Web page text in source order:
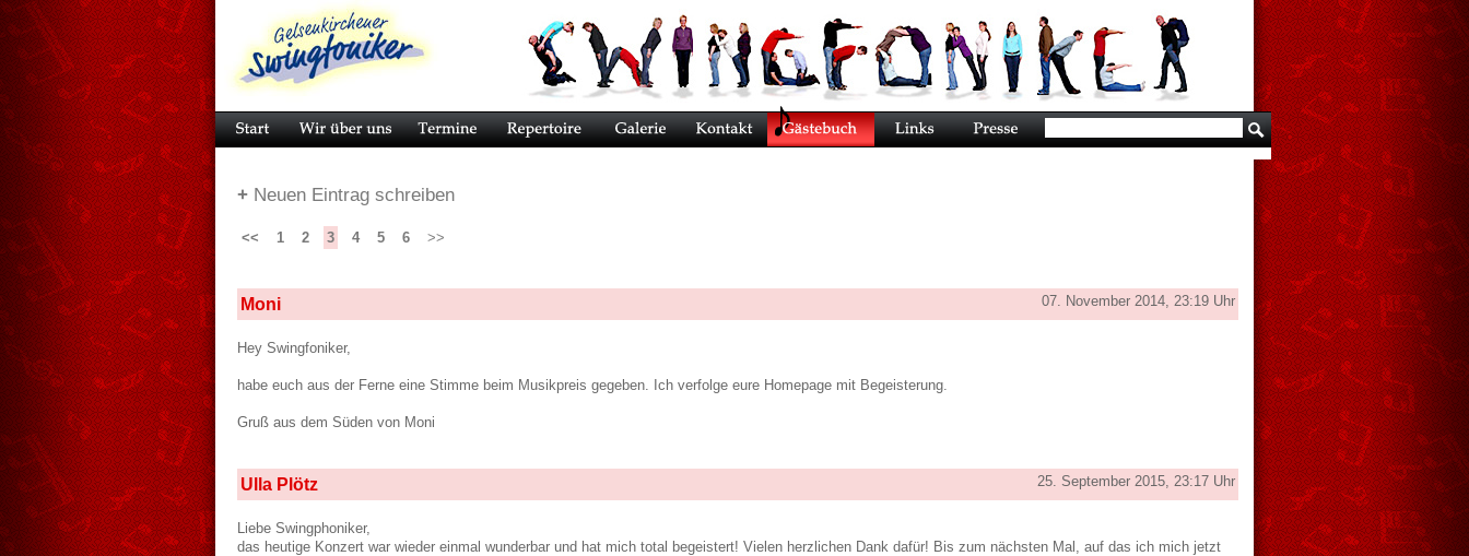
+ Neuen Eintrag schreiben
<< 1 2 3 4 5 6 >>
07. November 2014, 23:19 Uhr
Moni
Hey Swingfoniker,
habe euch aus der Ferne eine Stimme beim Musikpreis gegeben. Ich verfolge eure Homepage mit Begeisterung.
Gruß aus dem Süden von Moni
25. September 2015, 23:17 Uhr
Ulla Plötz
Liebe Swingphoniker,
das heutige Konzert war wieder einmal wunderbar und hat mich total begeistert! Vielen herzlichen Dank dafür! Bis zum nächsten Mal, auf das ich mich jetzt